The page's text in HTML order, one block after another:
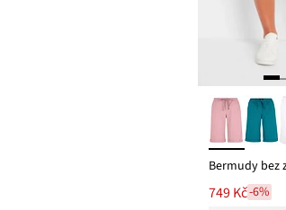
749 Kč-6%